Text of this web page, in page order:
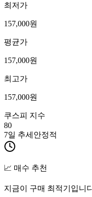
최저가
157,000원
평균가
157,000원
최고가
157,000원
쿠스피 지수
80
7일 추세 안정적
📈 매수 추천
지금이 구매 최적기입니